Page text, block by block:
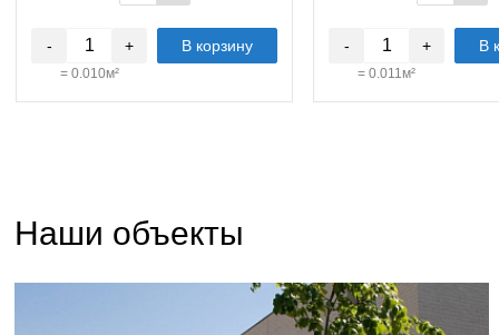
- +
= 0.010м²
В корзину - +
= 0.011м²
В
Наши объекты